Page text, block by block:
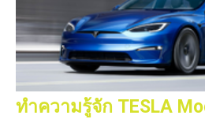
ทำความรู้จัก TESLA